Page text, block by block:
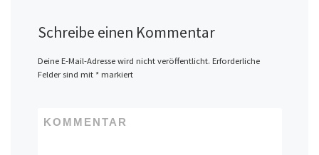
Schreibe einen Kommentar
Deine E-Mail-Adresse wird nicht veröffentlicht. Erforderliche
Felder sind mit *markiert
KOMMENTAR